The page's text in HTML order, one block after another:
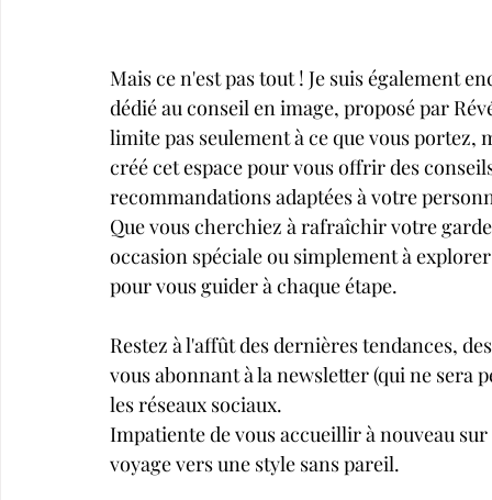
Mais ce n'est pas tout ! Je suis également
dédié au conseil en image, proposé par
limite pas seulement à ce que vous portez,
créé cet espace pour vous offrir des
recommandations adaptées à votre
Que vous cherchiez à rafraîchir votre
occasion spéciale ou simplement à
pour vous guider à chaque étape.
Restez à l'affût des dernières tendances,
vous abonnant à la newsletter (qui ne sera
les réseaux sociaux.
Impatiente de vous accueillir à nouveau
voyage vers une style sans pareil.